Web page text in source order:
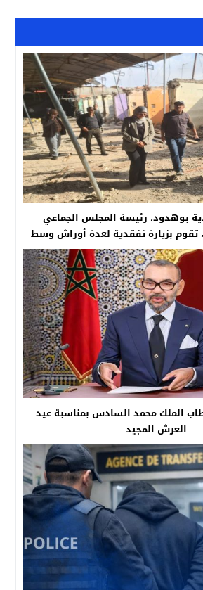
بوهدود، رئيسة المجلس الجماعي
تقوم بزيارة تفقدية لعدة أوراش وسط
المدينة
الملك محمد السادس بمناسبة عيد
العرش المجيد